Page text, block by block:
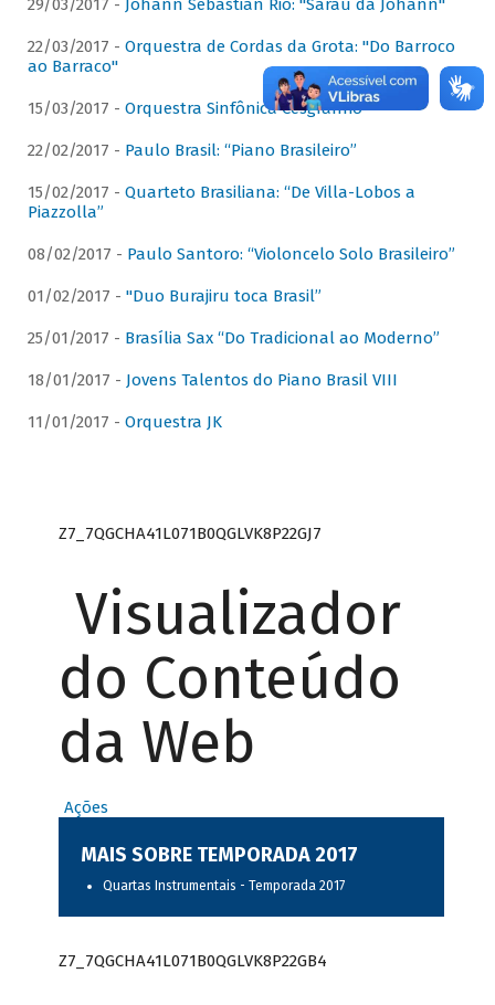
29/03/2017 - Johann Sebastian Rio: "Sarau da Johann"
22/03/2017 - Orquestra de Cordas da Grota: "Do Barroco
ao Barraco"
15/03/2017 - Orquestra Sinfônica Cesgranrio
22/02/2017 - Paulo Brasil: “Piano Brasileiro”
15/02/2017 - Quarteto Brasiliana: “De Villa-Lobos a
Piazzolla”
08/02/2017 - Paulo Santoro: “Violoncelo Solo Brasileiro”
01/02/2017 - "Duo Burajiru toca Brasil”
25/01/2017 - Brasília Sax “Do Tradicional ao Moderno”
18/01/2017 - Jovens Talentos do Piano Brasil VIII
11/01/2017 - Orquestra JK
Z7_7QGCHA41L071B0QGLVK8P22GJ7
Visualizador
do Conteúdo
da Web
Ações
MAIS SOBRE TEMPORADA 2017
Quartas Instrumentais - Temporada 2017
Z7_7QGCHA41L071B0QGLVK8P22GB4